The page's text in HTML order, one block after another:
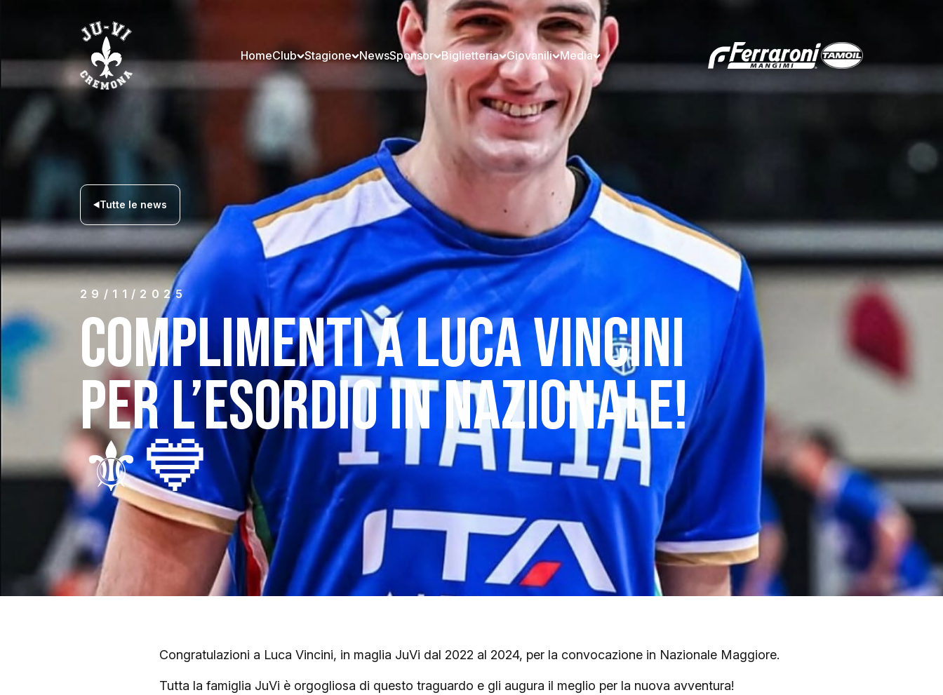
HomeClub Stagione NewsSponsor Biglietteria Giovanili Media
Tutte le news
29/11/2025
COMPLIMENTI A LUCA VINCINI
PER L’ESORDIO IN NAZIONALE!
⚜️💙
Congratulazioni a Luca Vincini, in maglia JuVi dal 2022 al 2024, per la convocazione in Nazionale Maggiore.
Tutta la famiglia JuVi è orgogliosa di questo traguardo e gli augura il meglio per la nuova avventura!